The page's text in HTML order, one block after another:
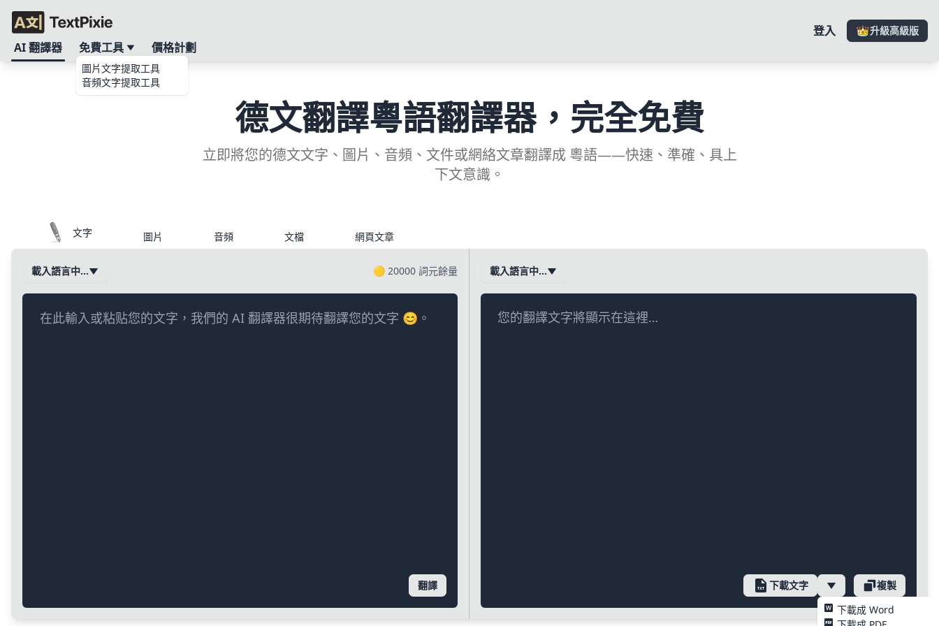
AI 翻譯器 免費工具
圖片文字提取工具
音頻文字提取工具
價格計劃
登入 升級高級版
德文翻譯粵語翻譯器，完全免費
立即將您的德文文字、圖片、音頻、文件或網絡文章翻譯成 粵語——快速、準確、具上
下文意識。
文字 圖片 音頻 文檔 網頁文章
載入語言中… 🟡 20000 詞元餘量
翻譯
載入語言中…
您的翻譯文字將顯示在這裡…
下載文字
下載成 Word
複製